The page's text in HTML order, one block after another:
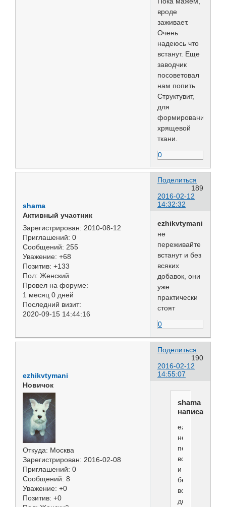
вроде
заживает.
Очень
надеюсь что
встанут. Еще
заводчик
посоветовал
нам попить
Структувит,
для
формирования
хрящевой
ткани.
0
Поделиться
189
2016-02-12
14:32:32
shama
Активный участник
Зарегистрирован: 2010-08-12
Приглашений: 0
Сообщений: 255
Уважение: +68
Позитив: +133
Пол: Женский
Провел на форуме:
1 месяц 0 дней
Последний визит:
2020-09-15 14:44:16
ezhikvtymani
не
переживайте
встанут и без
всяких
добавок, они
уже
практически
стоят
0
Поделиться
190
2016-02-12
14:55:07
ezhikvtymani
Новичок
Откуда: Москва
Зарегистрирован: 2016-02-08
Приглашений: 0
Сообщений: 8
Уважение: +0
Позитив: +0
shama
написал(а):
ezhikvtymani
не
переживайте
встанут
и
без
всяких
добавок,